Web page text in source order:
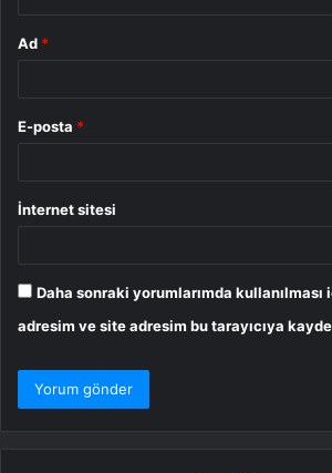
Ad *
E-posta *
İnternet sitesi
Daha sonraki yorumlarımda kullanılması
adresim ve site adresim bu tarayıcıya